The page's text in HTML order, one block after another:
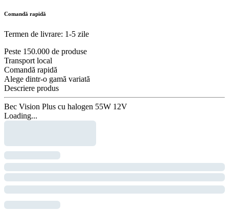
Comandă rapidă
Termen de livrare: 1-5 zile
Peste 150.000 de produse
Transport local
Comandă rapidă
Alege dintr-o gamă variată
Descriere produs
Bec Vision Plus cu halogen 55W 12V
Loading...